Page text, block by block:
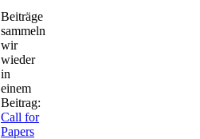
Beiträge
sammeln
wir
wieder
in
einem
Beitrag:
Call for
Papers